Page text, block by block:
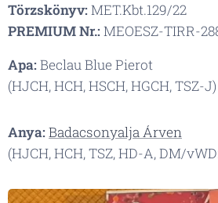
Törzskönyv:MET.Kbt.129/22
PREMIUM Nr.:MEOESZ-TIRR-
Apa:Beclau Blue Pierot
(HJCH, HCH, HSCH, HGCH, TSZ-J)
Anya:Badacsonyalja Árven
(HJCH, HCH, TSZ, HD-A, DM/